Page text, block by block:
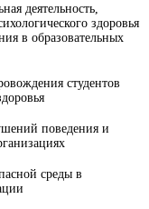
деятельность,
здоровья
в образовательных
студентов
поведения и
среды в